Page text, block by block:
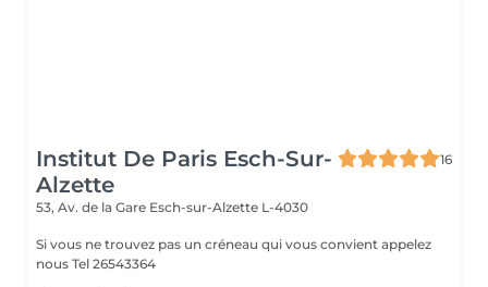
Institut De Paris Esch-Sur-
Alzette
16
53, Av. de la Gare Esch-sur-Alzette L-4030
Si vous ne trouvez pas un créneau qui vous convient appelez
nous Tel 26543364